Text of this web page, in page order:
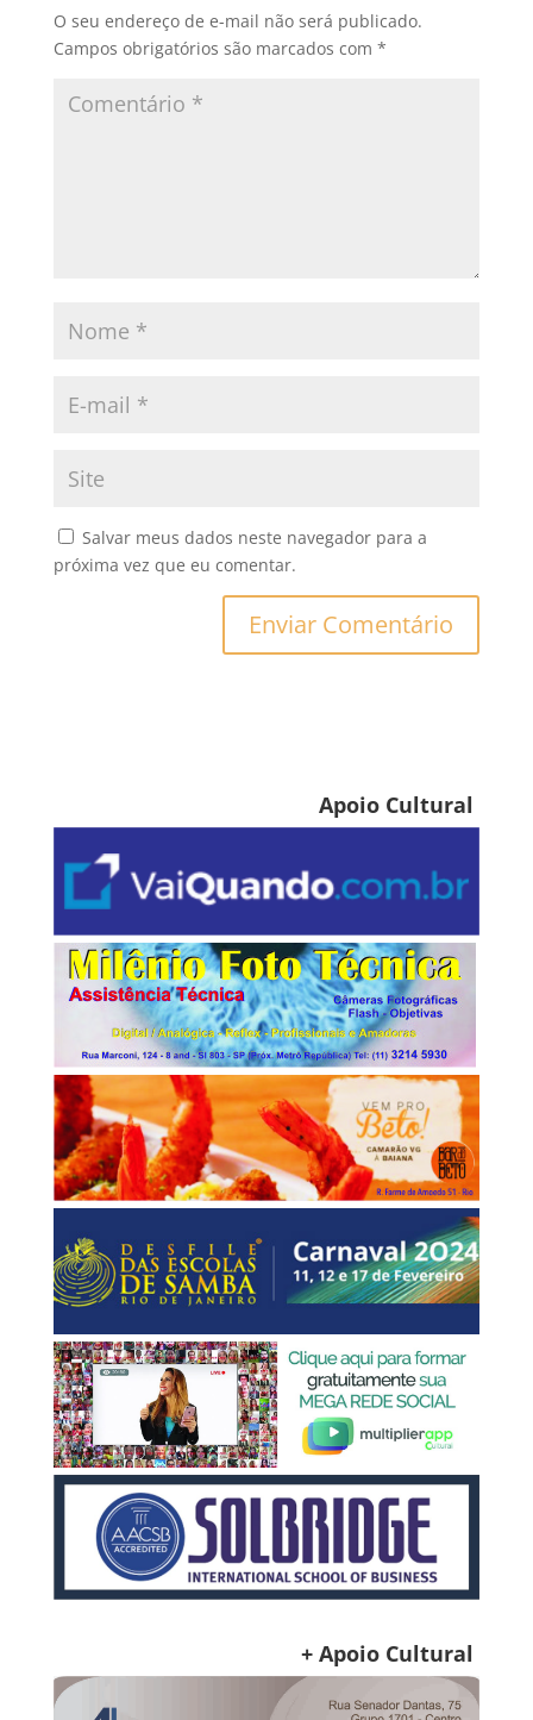
O seu endereço de e-mail não será publicado.
Campos obrigatórios são marcados com *
Salvar meus dados neste navegador para a
próxima vez que eu comentar.
Apoio Cultural
+ Apoio Cultural